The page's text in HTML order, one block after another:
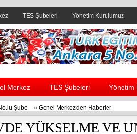
TES Şubeleri Yönetim Kurulumuz
Header yanı reklam alanı
Merkez TES Şubeleri Yönetim
Şube » Genel Merkez'den Haberler
YÜKSELME VE